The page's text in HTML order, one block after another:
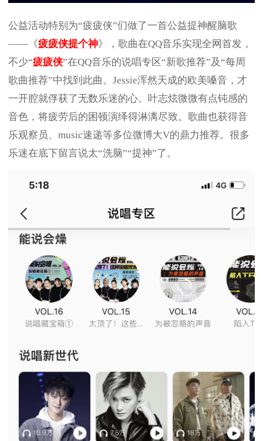
公益活动特别为“疲疲侠”们做了一首公益提神醒脑歌
——《疲疲侠提个神》，歌曲在QQ音乐实现全网首发，
不少“疲疲侠”在QQ音乐的说唱专区“新歌推荐”及“每周
歌曲推荐”中找到此曲。Jessie浑然天成的欧美嗓音，才
一开腔就俘获了无数乐迷的心。叶志炫微微有点钝感的
音色，将疲劳后的困顿演绎得淋漓尽致。歌曲也获得音
乐观察员、music速递等多位微博大V的鼎力推荐。很多
乐迷在底下留言说太“洗脑”“提神”了。